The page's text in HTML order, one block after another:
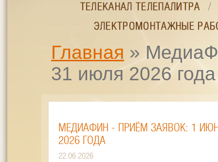
ТЕЛЕКАНАЛ ТЕЛЕПАЛИТРА
/
ЭЛЕКТРОМОНТАЖНЫЕ
ТЕЛЕКАНАЛ ТЕЛЕПАЛИТРА
/
ЭЛЕКТРОМОНТАЖНЫЕ
Главная »
31 июля 2026 года
МЕДИАФИН - ПРИЁМ ЗАЯВОК: 1
2026 ГОДА
22.06.2026